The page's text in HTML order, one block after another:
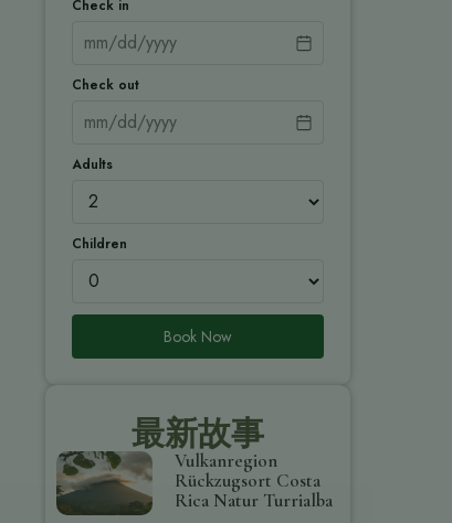
Check in
Check out
Adults
Children
Book Now
最新故事
Vulkanregion
Rückzugsort Costa
Rica Natur Turrialba